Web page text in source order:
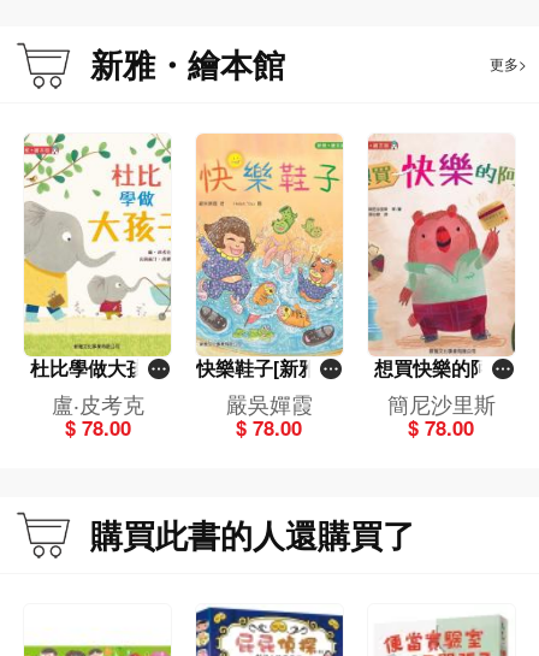
新雅・繪本館 更多>
杜比學做大孩子
[新雅‧繪本館]
盧‧皮考克
$ 78.00
快樂鞋子[新雅‧繪
本館]
嚴吳嬋霞
$ 78.00
想買快樂的阿德
[新雅‧繪本館]
簡尼沙里斯
$ 78.00
購買此書的人還購買了